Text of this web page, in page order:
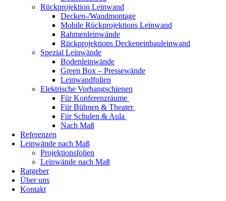
Rückprojektion Leinwand
Decken-/Wandmontage
Mobile Rückprojektions Leinwand
Rahmenleinwände
Rückprojektions Deckeneinbauleinwand
Spezial Leinwände
Bodenleinwände
Green Box – Pressewände
Leinwandfolien
Elektrische Vorhangschienen
Für Konferenzräume
Für Bühnen & Theater
Für Schulen & Aula
Nach Maß
Referenzen
Leinwände nach Maß
Projektionsfolien
Leinwände nach Maß
Ratgeber
Über uns
Kontakt